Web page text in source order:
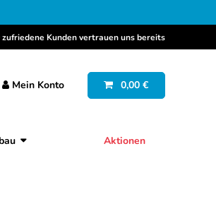
zufriedene Kunden vertrauen uns bereits
Mein Konto 0,00 €
Aktionen